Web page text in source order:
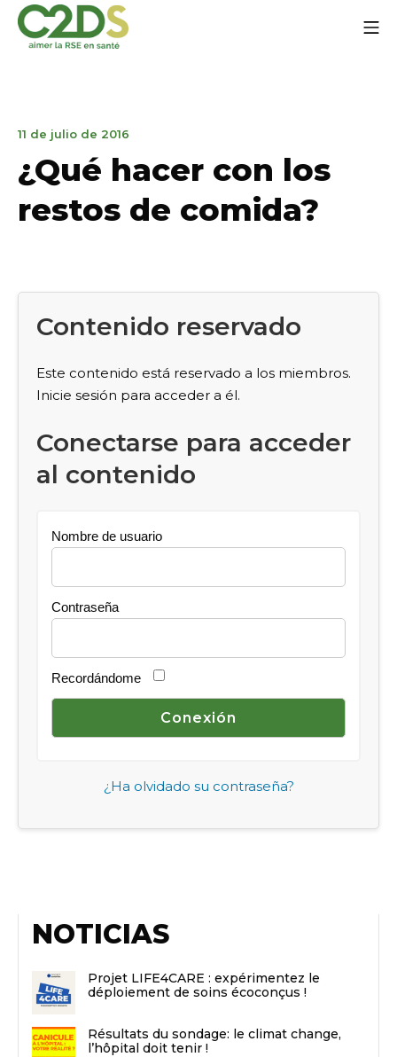
contenido
11 de julio de 2016
noviembre
2016
¿Qué hacer con los
restos de comida?
Contenido reservado
Este contenido está reservado a los miembros.
Inicie sesión para acceder a él.
Conectarse para acceder
al contenido
Nombre de usuario
Contraseña
Recordándome
¿Ha olvidado su contraseña?
NOTICIAS
Projet LIFE4CARE : expérimentez le
déploiement de soins écoconçus !
Résultats du sondage: le climat change,
l’hôpital doit tenir !